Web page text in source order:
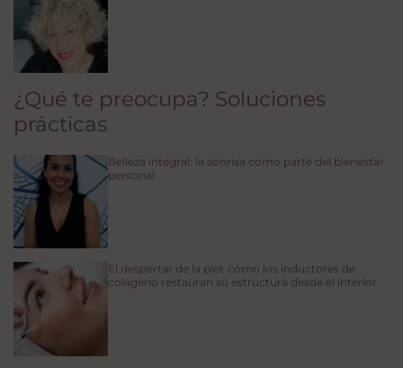
¿Qué te preocupa? Soluciones
prácticas
Belleza integral: la sonrisa como parte del bienestar
personal
El despertar de la piel: cómo los inductores de
colágeno restauran su estructura desde el interior